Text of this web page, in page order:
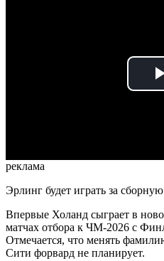
реклама
Эрлинг будет играть за
Впервые Холанд сыграет в
матчах отбора к ЧМ-2026 с
Отмечается, что менять
Сити форвард не планирует.